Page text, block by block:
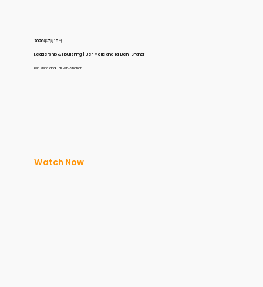
2026年7月16日
Leadership & Flourishing | Beri Meric and Tal Ben-Shahar
Beri Meric and Tal Ben-Shahar
Watch Now